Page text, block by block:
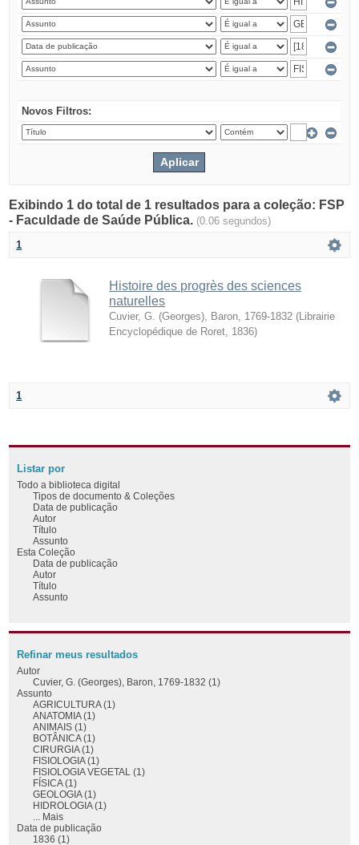
Novos Filtros:
Exibindo 1 do total de 1 resultados para a coleção: FSP
- Faculdade de Saúde Pública. (0.06 segundos)
1
Histoire des progrès des sciences
naturelles
Cuvier, G. (Georges), Baron, 1769-1832 ( Librairie
Encyclopédique de Roret 1836)
1
Listar por
Todo a biblioteca digital
Tipos de documento & Coleções
Data de publicação
Autor
Título
Assunto
Esta Coleção
Data de publicação
Autor
Título
Assunto
Refinar meus resultados
Autor
Cuvier, G. (Georges), Baron, 1769-1832 (1)
Assunto
AGRICULTURA (1)
ANATOMIA (1)
ANIMAIS (1)
BOTÂNICA (1)
CIRURGIA (1)
FISIOLOGIA (1)
FISIOLOGIA VEGETAL (1)
FÍSICA (1)
GEOLOGIA (1)
HIDROLOGIA (1)
... Mais
Data de publicação
1836 (1)